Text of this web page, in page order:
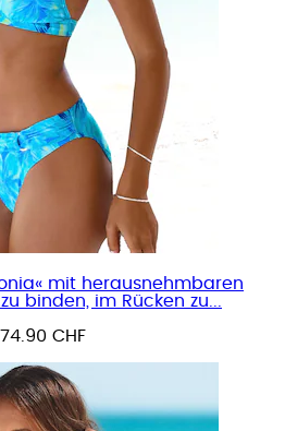
mit herausnehmbaren
binden, im Rücken zu...
74.90 CHF